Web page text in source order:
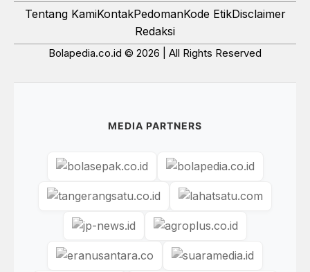
Tentang KamiKontakPedomanKode EtikDisclaimer
Redaksi
Bolapedia.co.id © 2026 | All Rights Reserved
MEDIA PARTNERS